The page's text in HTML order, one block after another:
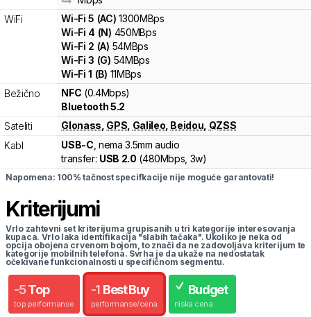
WiFi
Wi-Fi5 (AC) 1300MBps
Wi-Fi 4 (N) 450MBps
Wi-Fi 2 (A) 54MBps
Wi-Fi3 (G) 54MBps
Wi-Fi1 (B) 11MBps
Bežično
NFC (0.4Mbps)
Bluetooth 5.2
Sateliti
Glonass GPS Galileo Beidou QZSS
Kabl
USB-C , nema 3.5mm audio
transfer: USB 2.0 (480Mbps, 3w)
Napomena: 100% tačnost specifkacije nije moguće garantovati!
Kriterijumi
Vrlo zahtevni set kriterijuma grupisanih u tri kategorije interesovanja
kupaca. Vrlo laka identifikacija "slabih tačaka". Ukoliko je neka od
opcija obojena crvenom bojom, to znači da ne zadovoljava kriterijum te
kategorije mobilnih telefona. Svrha je da ukaže na nedostatak
očekivane funkcionalnosti u specifičnom segmentu.
-5 Top
top performanse
-1 Best Buy
performanse/cena
Budget
niska cena